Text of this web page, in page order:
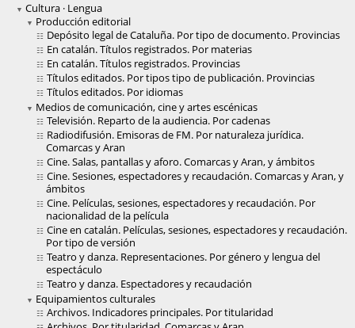
Cultura · Lengua
Producción editorial
Depósito legal de Cataluña. Por tipo de documento. Provincias
En catalán. Títulos registrados. Por materias
En catalán. Títulos registrados. Provincias
Títulos editados. Por tipos tipo de publicación. Provincias
Títulos editados. Por idiomas
Medios de comunicación, cine y artes escénicas
Televisión. Reparto de la audiencia. Por cadenas
Radiodifusión. Emisoras de FM. Por naturaleza jurídica.
Comarcas y Aran
Cine. Salas, pantallas y aforo. Comarcas y Aran, y ámbitos
Cine. Sesiones, espectadores y recaudación. Comarcas y Aran, y
ámbitos
Cine. Películas, sesiones, espectadores y recaudación. Por
nacionalidad de la película
Cine en catalán. Películas, sesiones, espectadores y recaudación.
Por tipo de versión
Teatro y danza. Representaciones. Por género y lengua del
espectáculo
Teatro y danza. Espectadores y recaudación
Equipamientos culturales
Archivos. Indicadores principales. Por titularidad